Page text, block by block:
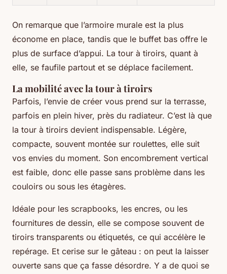
On remarque que l’armoire murale est la plus
économe en place, tandis que le buffet bas offre le
plus de surface d’appui. La tour à tiroirs, quant à
elle, se faufile partout et se déplace facilement.
La mobilité avec la tour à tiroirs
Parfois, l’envie de créer vous prend sur la terrasse,
parfois en plein hiver, près du radiateur. C’est là que
la tour à tiroirs devient indispensable. Légère,
compacte, souvent montée sur roulettes, elle suit
vos envies du moment. Son encombrement vertical
est faible, donc elle passe sans problème dans les
couloirs ou sous les étagères.
Idéale pour les scrapbooks, les encres, ou les
fournitures de dessin, elle se compose souvent de
tiroirs transparents ou étiquetés, ce qui accélère le
repérage. Et cerise sur le gâteau : on peut la laisser
ouverte sans que ça fasse désordre. Y a de quoi se